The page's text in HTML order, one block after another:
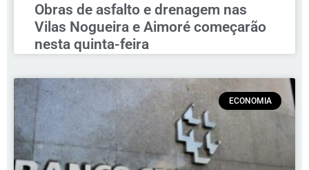
Obras de asfalto e drenagem nas
Vilas Nogueira e Aimoré começarão
nesta quinta-feira
ECONOMIA